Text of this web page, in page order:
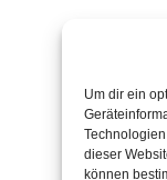
Um dir ein
dieser
können